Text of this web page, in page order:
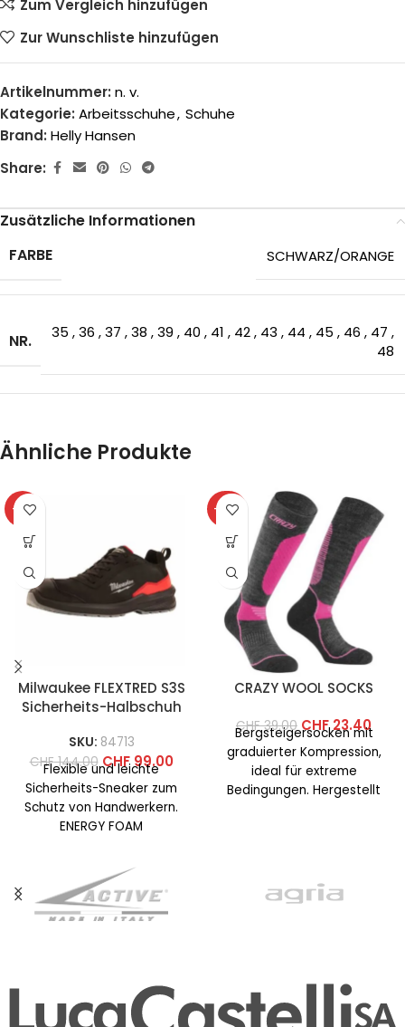
Zum Vergleich hinzufügen
Zur Wunschliste hinzufügen
Artikelnummer: n. v.
Kategorie: Arbeitsschuhe, Schuhe
Brand: Helly Hansen
Share:
Zusätzliche Informationen
FARBE
SCHWARZ/ORANGE
NR. 35 ,36 ,37 ,38 ,39 , 40 , 41 , 42, 43 , 44 , 45 , 46 , 47 ,
48
Ähnliche Produkte
-31%
Milwaukee FLEXTRED S3S
Sicherheits-Halbschuh
SKU: 84713
CHF144.00 CHF99.00
Flexible und leichte
Sicherheits-Sneaker zum
Schutz von Handwerkern.
ENERGY FOAM
überlegene
Energierückgabe und
maximalen Komfort. STEP-
RELEASE-Ferse für
-40%
CRAZY WOOL SOCKS
CHF39.00 CHF23.40
Bergsteigersocken mit
graduierter Kompression,
ideal für extreme
Bedingungen. Hergestellt